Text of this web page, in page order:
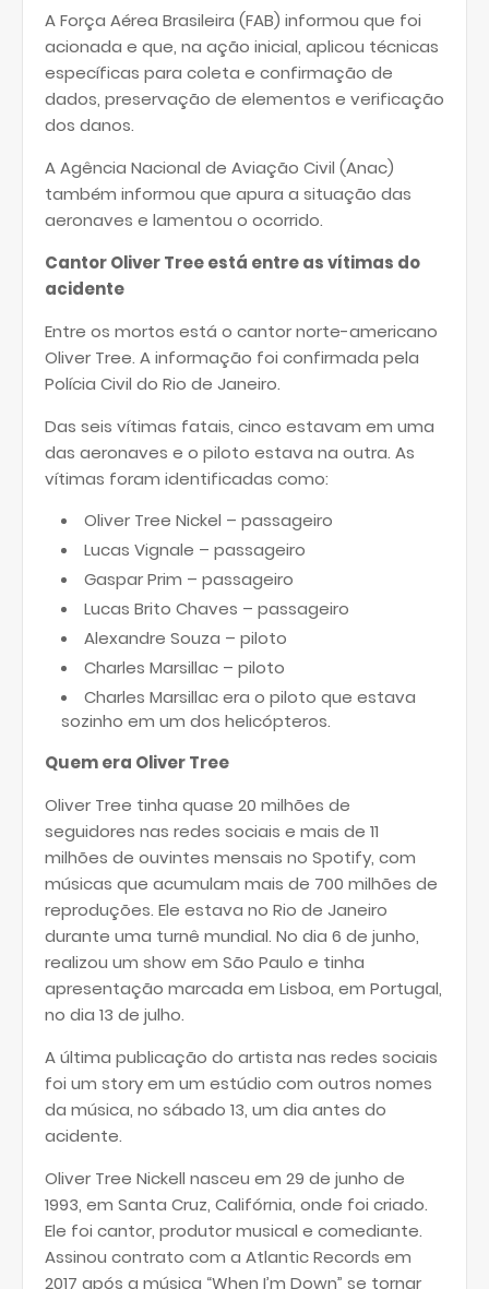
A Força Aérea Brasileira (FAB) informou que foi
acionada e que, na ação inicial, aplicou técnicas
específicas para coleta e confirmação de
dados, preservação de elementos e verificação
dos danos.
A Agência Nacional de Aviação Civil (Anac)
também informou que apura a situação das
aeronaves e lamentou o ocorrido.
Cantor Oliver Tree está entre as vítimas do
acidente
Entre os mortos está o cantor norte-americano
Oliver Tree. A informação foi confirmada pela
Polícia Civil do Rio de Janeiro.
Das seis vítimas fatais, cinco estavam em uma
das aeronaves e o piloto estava na outra. As
vítimas foram identificadas como:
Oliver Tree Nickel – passageiro
Lucas Vignale – passageiro
Gaspar Prim – passageiro
Lucas Brito Chaves – passageiro
Alexandre Souza – piloto
Charles Marsillac – piloto
Charles Marsillac era o piloto que estava
sozinho em um dos helicópteros.
Quem era Oliver Tree
Oliver Tree tinha quase 20 milhões de
seguidores nas redes sociais e mais de 11
milhões de ouvintes mensais no Spotify, com
músicas que acumulam mais de 700 milhões de
reproduções. Ele estava no Rio de Janeiro
durante uma turnê mundial. No dia 6 de junho,
realizou um show em São Paulo e tinha
apresentação marcada em Lisboa, em Portugal,
no dia 13 de julho.
A última publicação do artista nas redes sociais
foi um story em um estúdio com outros nomes
da música, no sábado 13, um dia antes do
acidente.
Oliver Tree Nickell nasceu em 29 de junho de
1993, em Santa Cruz, Califórnia, onde foi criado.
Ele foi cantor, produtor musical e comediante.
Assinou contrato com a Atlantic Records em
2017 após a música “When I’m Down” se tornar